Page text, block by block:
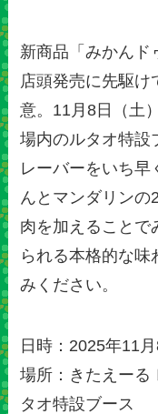
新商品「みかんド
店頭発売に先駆け
意。11月8日（土
場内のルタオ特設
レーバーをいち早
んとマンダリンの
肉を加えることで
られる本格的な味
みください。
日時：2025年11月
場所：きたえーる
タオ特設ブース